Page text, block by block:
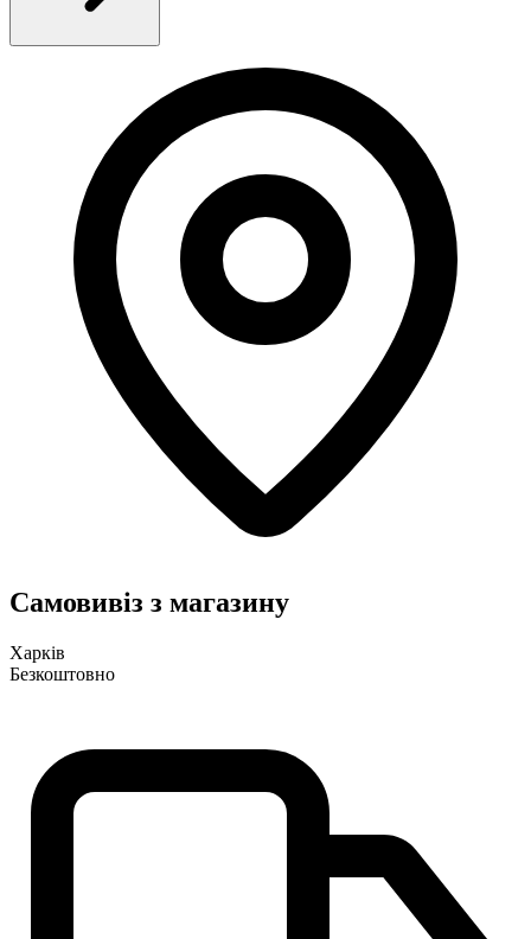
Самовивіз з магазину
Харків
Безкоштовно